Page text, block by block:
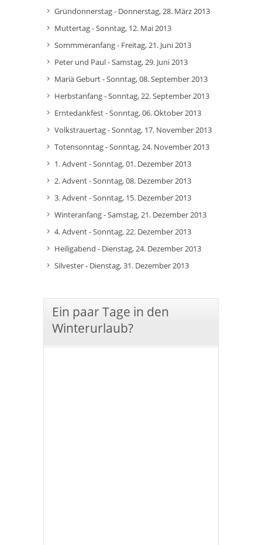
Gründonnerstag - Donnerstag, 28. März 2013
Muttertag - Sonntag, 12. Mai 2013
Sommmeranfang - Freitag, 21. Juni 2013
Peter und Paul - Samstag, 29. Juni 2013
Mariä Geburt - Sonntag, 08. September 2013
Herbstanfang - Sonntag, 22. September 2013
Erntedankfest - Sonntag, 06. Oktober 2013
Volkstrauertag - Sonntag, 17. November 2013
Totensonntag - Sonntag, 24. November 2013
1. Advent - Sonntag, 01. Dezember 2013
2. Advent - Sonntag, 08. Dezember 2013
3. Advent - Sonntag, 15. Dezember 2013
Winteranfang - Samstag, 21. Dezember 2013
4. Advent - Sonntag, 22. Dezember 2013
Heiligabend - Dienstag, 24. Dezember 2013
Silvester - Dienstag, 31. Dezember 2013
Ein paar Tage in den
Winterurlaub?